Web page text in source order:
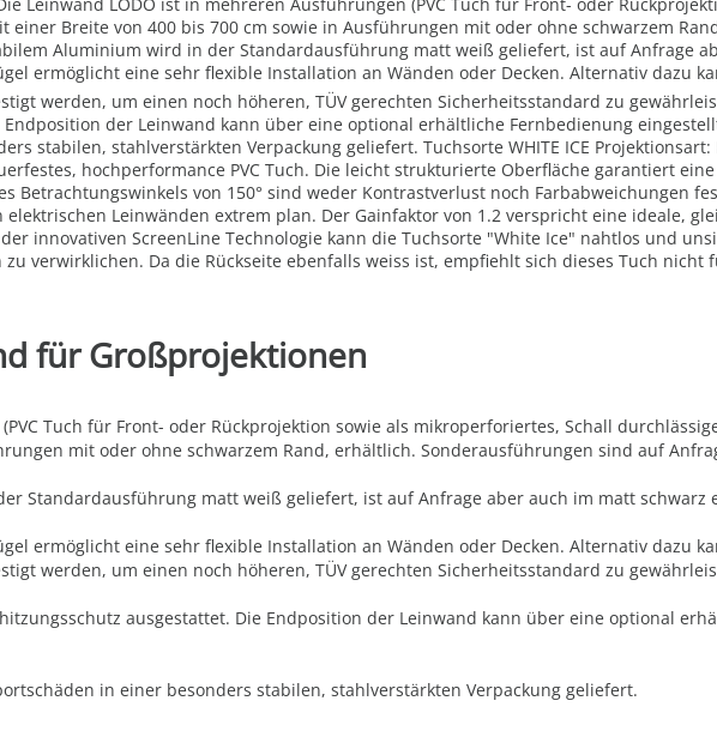
einer Breite von 400 bis 700 cm sowie in Ausführungen mit oder ohne schwarzem
Aluminium wird in der Standardausführung matt weiß geliefert, ist auf Anfrage
ermöglicht eine sehr flexible Installation an Wänden oder Decken. Alternativ dazu
werden, um einen noch höheren, TÜV gerechten Sicherheitsstandard zu
der Leinwand kann über eine optional erhältliche Fernbedienung
stabilen, stahlverstärkten Verpackung geliefert. Tuchsorte WHITE ICE
hochperformance PVC Tuch. Die leicht strukturierte Oberfläche garantiert
Betrachtungswinkels von 150° sind weder Kontrastverlust noch Farbabweichungen
Leinwänden extrem plan. Der Gainfaktor von 1.2 verspricht eine ideale,
innovativen ScreenLine Technologie kann die Tuchsorte "White Ice" nahtlos und
verwirklichen. Da die Rückseite ebenfalls weiss ist, empfiehlt sich dieses Tuch nicht
für Großprojektionen
Tuch für Front- oder Rückprojektion sowie als mikroperforiertes, Schall
mit oder ohne schwarzem Rand, erhältlich. Sonderausführungen sind auf
Standardausführung matt weiß geliefert, ist auf Anfrage aber auch im matt schwarz
ermöglicht eine sehr flexible Installation an Wänden oder Decken. Alternativ dazu
werden, um einen noch höheren, TÜV gerechten Sicherheitsstandard zu
ausgestattet. Die Endposition der Leinwand kann über eine optional
in einer besonders stabilen, stahlverstärkten Verpackung geliefert.